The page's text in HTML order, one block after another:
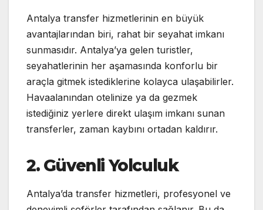
Antalya transfer hizmetlerinin en büyük
avantajlarından biri, rahat bir seyahat imkanı
sunmasıdır. Antalya’ya gelen turistler,
seyahatlerinin her aşamasında konforlu bir
araçla gitmek istediklerine kolayca ulaşabilirler.
Havaalanından otelinize ya da gezmek
istediğiniz yerlere direkt ulaşım imkanı sunan
transferler, zaman kaybını ortadan kaldırır.
2. Güvenli Yolculuk
Antalya’da transfer hizmetleri, profesyonel ve